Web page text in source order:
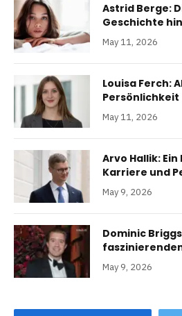
Astrid Berge:
Geschichte
May 11, 2026
Louisa Ferch:
Persönlichkeit
May 11, 2026
Arvo Hallik:
Karriere und
May 9, 2026
Dominic
May 9, 2026